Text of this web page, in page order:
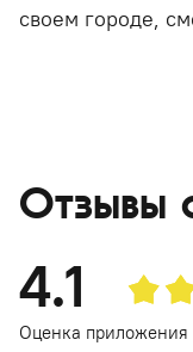
своем городе,
Отзывы
4.1
Оценка приложения